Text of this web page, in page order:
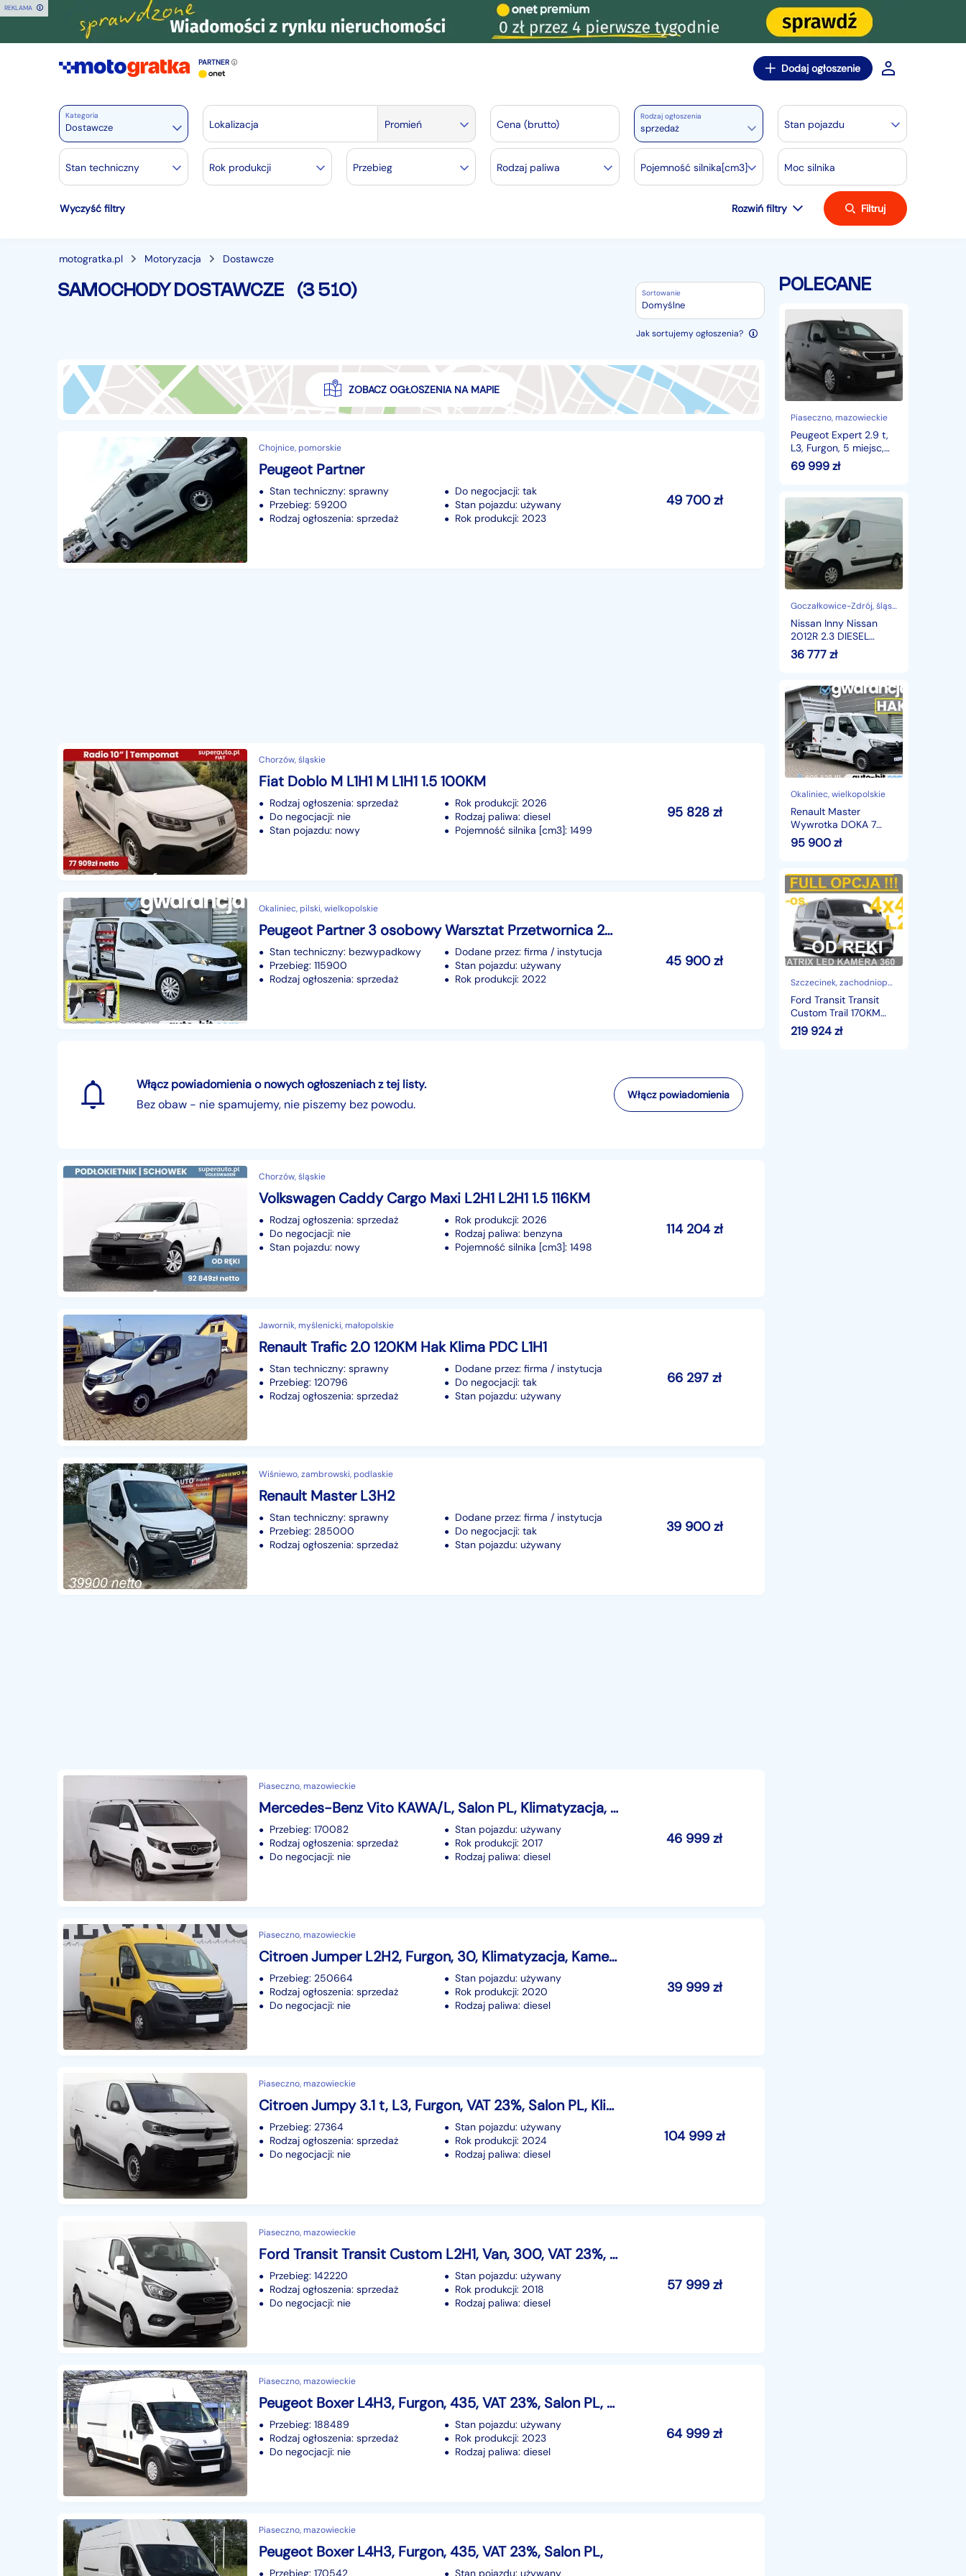
REKLAMA
PARTNER Dodaj ogłoszenie
Kategoria
Dostawcze
Motoryzacja
Osobowe
Dostawcze 3544
Autobusy
Części samochodowe 14656
Części motocyklowe 1
Pojazdy specjalistyczne
1065
Lokalizacja Promień Cena (brutto)
Rodzaj ogłoszenia
sprzedaż Stan pojazdu
Stan techniczny Rok produkcji Przebieg Rodzaj paliwa Pojemność silnika[cm3] Moc silnika
Wyczyść filtry Rozwiń filtry Filtruj
motogratka.pl Motoryzacja Dostawcze
SAMOCHODY DOSTAWCZE (3 510) Sortowanie
Domyślne
Jak sortujemy ogłoszenia?
ZOBACZ OGŁOSZENIA NA MAPIE
Chojnice, pomorskie
Peugeot Partner
Stan techniczny: sprawny
Przebieg: 59200
Rodzaj ogłoszenia: sprzedaż
Do negocjacji: tak
Stan pojazdu: używany
Rok produkcji: 2023
49 700zł
Chorzów, śląskie
Fiat Doblo M L1H1 M L1H1 1.5 100KM
Rodzaj ogłoszenia: sprzedaż
Do negocjacji: nie
Stan pojazdu: nowy
Rok produkcji: 2026
Rodzaj paliwa: diesel
Pojemność silnika [cm3]: 1499
95 828zł
Okaliniec, pilski, wielkopolskie
Peugeot Partner 3 osobowy Warsztat Przetwornica 230V Hak /www.auto-hit.com/
Stan techniczny: bezwypadkowy
Przebieg: 115900
Rodzaj ogłoszenia: sprzedaż
Dodane przez: firma / instytucja
Stan pojazdu: używany
Rok produkcji: 2022
45 900zł
Włącz powiadomienia o nowych ogłoszeniach z tej listy.
Bez obaw - nie spamujemy, nie piszemy bez powodu.
Włącz powiadomienia
Chorzów, śląskie
Volkswagen Caddy Cargo Maxi L2H1 L2H1 1.5 116KM
Rodzaj ogłoszenia: sprzedaż
Do negocjacji: nie
Stan pojazdu: nowy
Rok produkcji: 2026
Rodzaj paliwa: benzyna
Pojemność silnika [cm3]: 1498
114 204zł
Jawornik, myślenicki, małopolskie
Renault Trafic 2.0 120KM Hak Klima PDC L1H1
Stan techniczny: sprawny
Przebieg: 120796
Rodzaj ogłoszenia: sprzedaż
Dodane przez: firma / instytucja
Do negocjacji: tak
Stan pojazdu: używany
66 297 zł
Wiśniewo, zambrowski, podlaskie
Renault Master L3H2
Stan techniczny: sprawny
Przebieg: 285000
Rodzaj ogłoszenia: sprzedaż
Dodane przez: firma / instytucja
Do negocjacji: tak
Stan pojazdu: używany
39 900zł
Piaseczno, mazowieckie
Mercedes-Benz Vito KAWA/L, Salon PL, Klimatyzacja, 2 EU palety
Przebieg: 170082
Rodzaj ogłoszenia: sprzedaż
Do negocjacji: nie
Stan pojazdu: używany
Rok produkcji: 2017
Rodzaj paliwa: diesel
46 999 zł
Piaseczno, mazowieckie
Citroen Jumper L2H2, Furgon, 30, Klimatyzacja, Kamera, Drzwi 270°,
Przebieg: 250664
Rodzaj ogłoszenia: sprzedaż
Do negocjacji: nie
Stan pojazdu: używany
Rok produkcji: 2020
Rodzaj paliwa: diesel
39 999zł
Piaseczno, mazowieckie
Citroen Jumpy 3.1 t, L3, Furgon, VAT 23%, Salon PL, Klimatyzacja, Kamera,
Przebieg: 27364
Rodzaj ogłoszenia: sprzedaż
Do negocjacji: nie
Stan pojazdu: używany
Rok produkcji: 2024
Rodzaj paliwa: diesel
104 999zł
Piaseczno, mazowieckie
Ford Transit Transit Custom L2H1, Van, 300, VAT 23%, Salon PL, Klimatyzacja, Tem
Przebieg: 142220
Rodzaj ogłoszenia: sprzedaż
Do negocjacji: nie
Stan pojazdu: używany
Rok produkcji: 2018
Rodzaj paliwa: diesel
57 999zł
Piaseczno, mazowieckie
Peugeot Boxer L4H3, Furgon, 435, VAT 23%, Salon PL, Klimatyzacja, Tempomat,
Przebieg: 188489
Rodzaj ogłoszenia: sprzedaż
Do negocjacji: nie
Stan pojazdu: używany
Rok produkcji: 2023
Rodzaj paliwa: diesel
64 999 zł
Piaseczno, mazowieckie
Peugeot Boxer L4H3, Furgon, 435, VAT 23%, Salon PL,
Przebieg: 170542 Stan pojazdu: używany
POLECANE
Expert
2.9
t,
L3,
Furgon,
miejsc,
VAT
23%,
Salon
Automat
Piaseczno, mazowieckie
Peugeot Expert 2.9 t,
L3, Furgon, 5 miejsc,
VAT 23%, Salon PL,
Automat EAT8,
69 999zł
Nissan
Inny
Nissan
2012R
2.3
DIESEL
125KM
STAN
BDB
Goczałkowice-Zdrój, śląskie
Nissan Inny Nissan
2012R 2.3 DIESEL
125KM STAN BDB
36 777zł
Renault
Master
Wywrotka
DOKA
7
osobowy
Brygadowy
145KM
*57.000km/www.auto-
hit.com
Okaliniec, wielkopolskie
Renault Master
Wywrotka DOKA 7
osobowy Brygadowy
145KM
hit.com
95 900zł
Ford
Transit
Transit
Custom
Trail
170KM
4x4
Full
Opcja
6-
osob.
ręki
Szczecinek, zachodniopomorskie
Ford Transit Transit
Custom Trail 170KM
4x4 Full Opcja 6-
osob. Od ręki ! 2498 zł
219 924zł